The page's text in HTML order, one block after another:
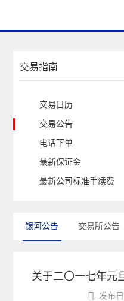
交易指南
交易日历
交易公告
电话下单
最新保证金
最新公司标准手续费
银河公告 交易所公告
关于二〇一七年元
发布